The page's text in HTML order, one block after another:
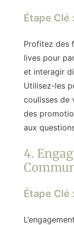
Étape Clé :
Profitez des
lives pour
et interagir
Utilisez-les
coulisses de
des
aux
4.
Étape Clé :